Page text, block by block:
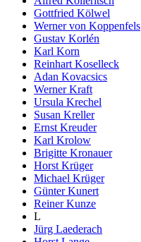
Gottfried Kölwel
Werner von Koppenfels
Gustav Korlén
Karl Korn
Reinhart Koselleck
Adan Kovacsics
Werner Kraft
Ursula Krechel
Susan Kreller
Ernst Kreuder
Karl Krolow
Brigitte Kronauer
Horst Krüger
Michael Krüger
Günter Kunert
Reiner Kunze
L
Jürg Laederach